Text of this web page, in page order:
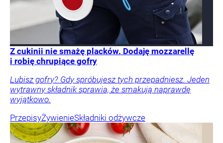
Z cukinii nie smażę placków. Dodaję mozzarellę
i robię chrupiące gofry
Lubisz gofry? Gdy spróbujesz tych przepadniesz. Jeden
wytrawny składnik sprawia, że smakują naprawdę
wyjątkowo.
PrzepisyŻywienieSkładniki odżywcze